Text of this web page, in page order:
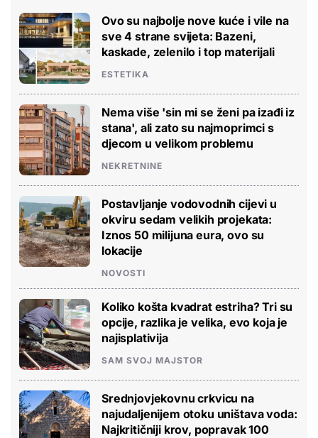
Ovo su najbolje nove kuće i vile na
sve 4 strane svijeta: Bazeni,
kaskade, zelenilo i top materijali
ESTETIKA
Nema više 'sin mi se ženi pa izađi iz
stana', ali zato su najmoprimci s
djecom u velikom problemu
NEKRETNINE
Postavljanje vodovodnih cijevi u
okviru sedam velikih projekata:
Iznos 50 milijuna eura, ovo su
lokacije
NOVOSTI
Koliko košta kvadrat estriha? Tri su
opcije, razlika je velika, evo koja je
najisplativija
SAM SVOJ MAJSTOR
Srednjovjekovnu crkvicu na
najudaljenijem otoku uništava voda:
Najkritičniji krov, popravak 100